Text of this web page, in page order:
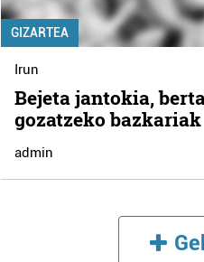
GIZARTEA
Irun
Bejeta jantokia,
gozatzeko bazkariak
admin